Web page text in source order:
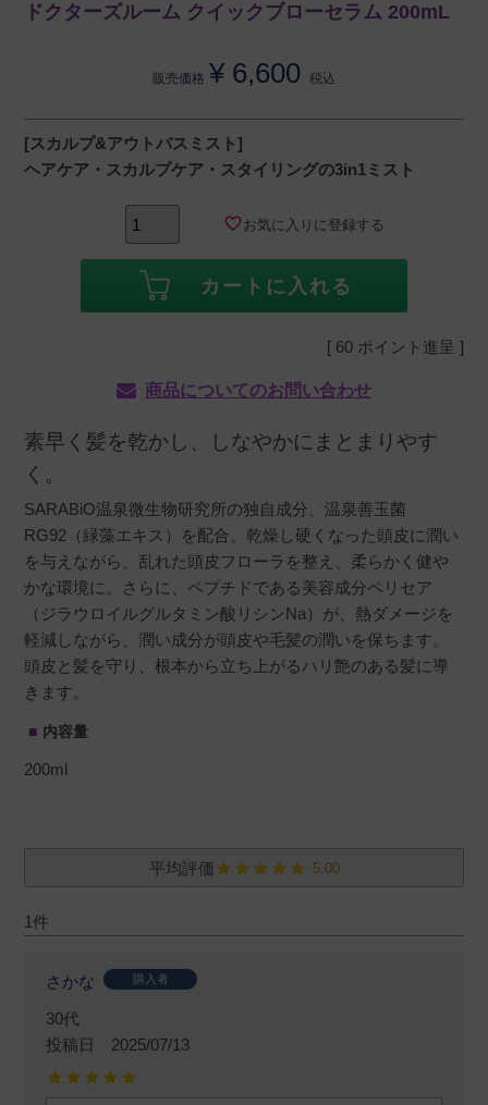
ドクターズルーム クイックブローセラム 200mL
販売価格 ¥ 6,600 税込
[スカルプ&アウトバスミスト]
ヘアケア・スカルプケア・スタイリングの3in1ミスト
お気に入りに登録する
カートに入れる
[ 60 ポイント進呈 ]
商品についてのお問い合わせ
素早く髪を乾かし、しなやかにまとまりやす
く。
SARABiO温泉微生物研究所の独自成分、温泉善玉菌
RG92（緑藻エキス）を配合。乾燥し硬くなった頭皮に潤い
を与えながら、乱れた頭皮フローラを整え、柔らかく健や
かな環境に。さらに、ペプチドである美容成分ペリセア
（ジラウロイルグルタミン酸リシンNa）が、熱ダメージを
軽減しながら、潤い成分が頭皮や毛髪の潤いを保ちます。
頭皮と髪を守り、根本から立ち上がるハリ艶のある髪に導
きます。
内容量
200ml
5.00
1
さかな 購入者
30代
投稿日
2025/07/13